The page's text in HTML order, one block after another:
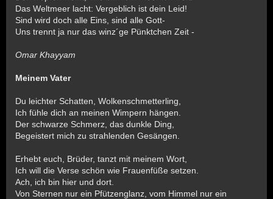
Das Weltmeer lacht: Vergeblich ist dein Leid!
Sind wird doch alle Eins, sind alle Gott-
Uns trennt ja nur das winz´ge Pünktchen Zeit -
Omar Khayyam
Meinem Vater
Du leichter Schatten, Wolkenschmetterling,
Ich fühle dich an meinen Wimpern hängen.
Der schwarze Schmerz, das dunkle Ding,
Begeistert mich zu strahlenden Gesängen.
Erhebt euch, Brüder, tanzt mit meinem Wort,
Ich will die Verse schön wie Frauenfüße setzen.
Ach, ich bin hier und dort.
Von Sternen nur ein Pfützenglanz, vom Himmel nur ein